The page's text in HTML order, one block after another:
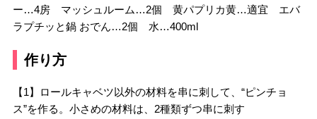
ー…4房 マッシュルーム…2個 黄パプリカ黄…適宜 エバ
ラプチッと鍋 おでん…2個 水…400ml
作り方
【1】ロールキャベツ以外の材料を串に刺して、“ピンチョ
ス”を作る。小さめの材料は、2種類ずつ串に刺す